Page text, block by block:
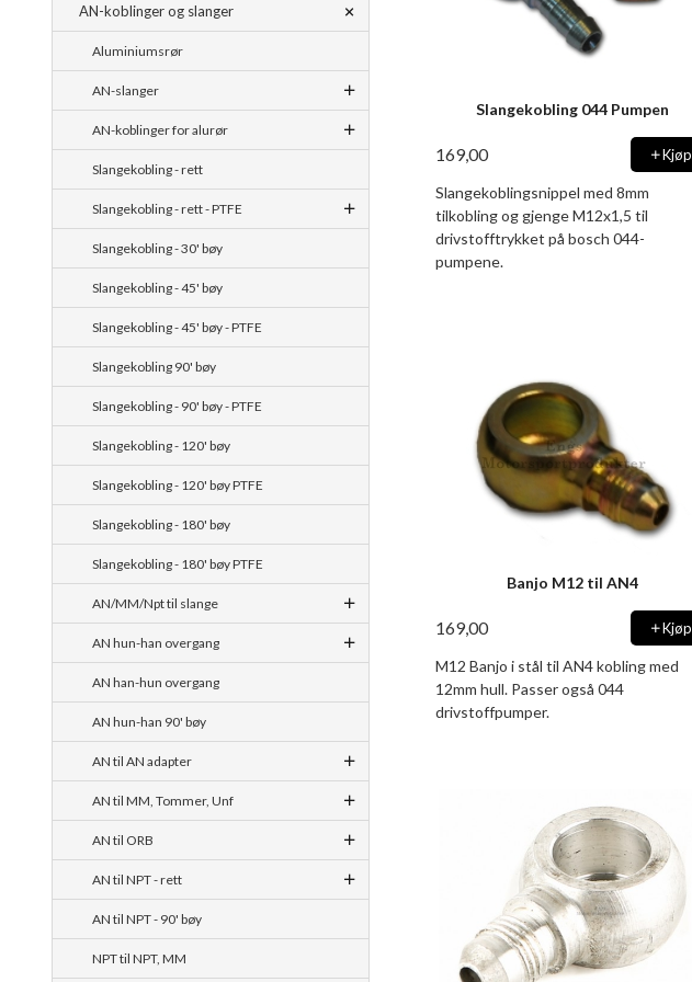
AN-koblinger og slanger
Aluminiumsrør
AN-slanger
AN-koblinger for alurør
Slangekobling - rett
Slangekobling - rett - PTFE
Slangekobling - 30' bøy
Slangekobling - 45' bøy
Slangekobling - 45' bøy - PTFE
Slangekobling 90' bøy
Slangekobling - 90' bøy - PTFE
Slangekobling - 120' bøy
Slangekobling - 120' bøy PTFE
Slangekobling - 180' bøy
Slangekobling - 180' bøy PTFE
AN/MM/Npt til slange
AN hun-han overgang
AN han-hun overgang
AN hun-han 90' bøy
AN til AN adapter
AN til MM, Tommer, Unf
AN til ORB
AN til NPT - rett
AN til NPT - 90' bøy
NPT til NPT, MM
Slangekobling 044 Pumpen
169,00 Kjøp
Slangekoblingsnippel med 8mm
tilkobling og gjenge M12x1,5 til
drivstofftrykket på bosch 044-
pumpene.
Banjo M12 til AN4
169,00 Kjøp
M12 Banjo i stål til AN4 kobling med
12mm hull. Passer også 044
drivstoffpumper.